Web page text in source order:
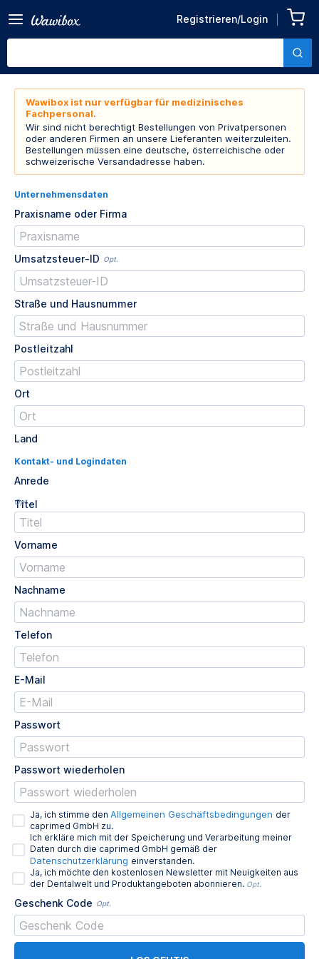
Registrieren/Login
Wawibox ist nur verfügbar für medizinisches
Fachpersonal.
Wir sind nicht berechtigt Bestellungen von Privatpersonen
oder anderen Firmen an unsere Lieferanten weiterzuleiten.
Bestellungen müssen eine deutsche, österreichische oder
schweizerische Versandadresse haben.
Unternehmensdaten
Praxisname oder Firma
Umsatzsteuer-ID Opt.
Straße und Hausnummer
Postleitzahl
Ort
Land
Kontakt- und Logindaten
Anrede
Titel
Opt.
Vorname
Nachname
Telefon
E-Mail
Passwort
Passwort wiederholen
Ja, ich stimme den Allgemeinen Geschäftsbedingungen der
caprimed GmbH zu.
Ich erkläre mich mit der Speicherung und Verarbeitung meiner
Daten durch die caprimed GmbH gemäß der
Datenschutzerklärung einverstanden.
Ja, ich möchte den kostenlosen Newsletter mit Neuigkeiten aus
der Dentalwelt und Produktangeboten abonnieren. Opt.
Geschenk Code Opt.